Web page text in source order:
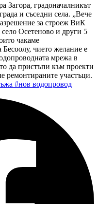
Загора, градоначалникът
и съседни села. „Вече
за строеж ВиК
Осетеново и други 5
чакаме
чието желание е
мрежа в
да пристъпи към проекти
ремонтираните участъци.
#нов водопровод